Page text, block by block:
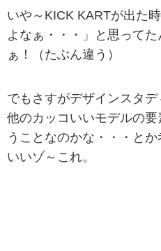
いや～KICK KARTが出た
よなぁ・・・」と思って
ぁ！（たぶん違う）
でもさすがデザインスタデ
他のカッコいいモデルの
うことなのかな・・・とか
いいゾ～これ。